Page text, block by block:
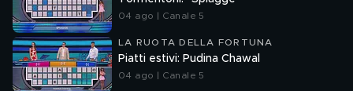
04 ago | Canale 5
LA RUOTA DELLA FORTUNA
Piatti estivi: Pudina Chawal
04 ago | Canale 5